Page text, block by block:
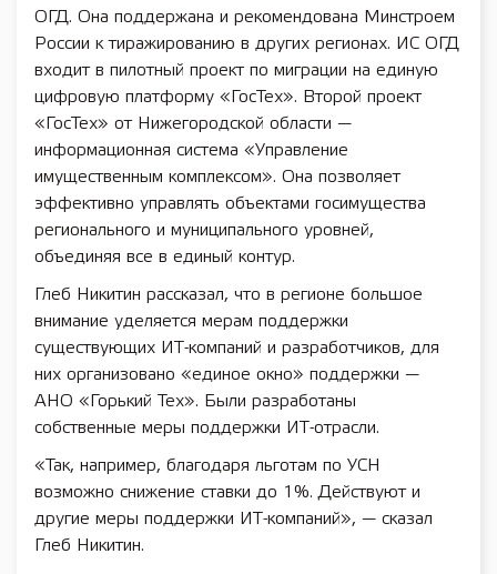
ОГД. Она поддержана и рекомендована Минстроем
России к тиражированию в других регионах. ИС ОГД
входит в пилотный проект по миграции на единую
цифровую платформу «ГосТех». Второй проект
«ГосТех» от Нижегородской области —
информационная система «Управление
имущественным комплексом». Она позволяет
эффективно управлять объектами госимущества
регионального и муниципального уровней,
объединяя все в единый контур.
Глеб Никитин рассказал, что в регионе большое
внимание уделяется мерам поддержки
существующих ИТ-компаний и разработчиков, для
них организовано «единое окно» поддержки —
АНО «Горький Тех». Были разработаны
собственные меры поддержки ИТ-отрасли.
«Так, например, благодаря льготам по УСН
возможно снижение ставки до 1%. Действуют и
другие меры поддержки ИТ-компаний», — сказал
Глеб Никитин.